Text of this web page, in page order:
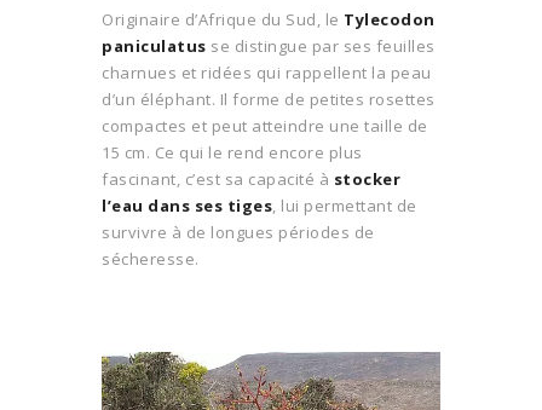
Originaire d’Afrique du Sud, le Tylecodon
paniculatus se distingue par ses feuilles
charnues et ridées qui rappellent la peau
d’un éléphant. Il forme de petites rosettes
compactes et peut atteindre une taille de
15 cm. Ce qui le rend encore plus
fascinant, c’est sa capacité à stocker
l’eau dans ses tiges, lui permettant de
survivre à de longues périodes de
sécheresse.